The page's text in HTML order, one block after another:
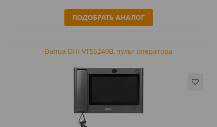
ПОДОБРАТЬ АНАЛОГ
Dahua DHI-VTS5240B, пульт оператора